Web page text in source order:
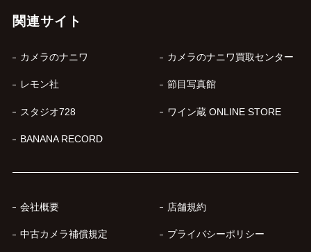
関連サイト
カメラのナニワ カメラのナニワ買取センター
レモン社 節目写真館
スタジオ728 ワイン蔵 ONLINE STORE
BANANA RECORD
会社概要 店舗規約
中古カメラ補償規定 プライバシーポリシー